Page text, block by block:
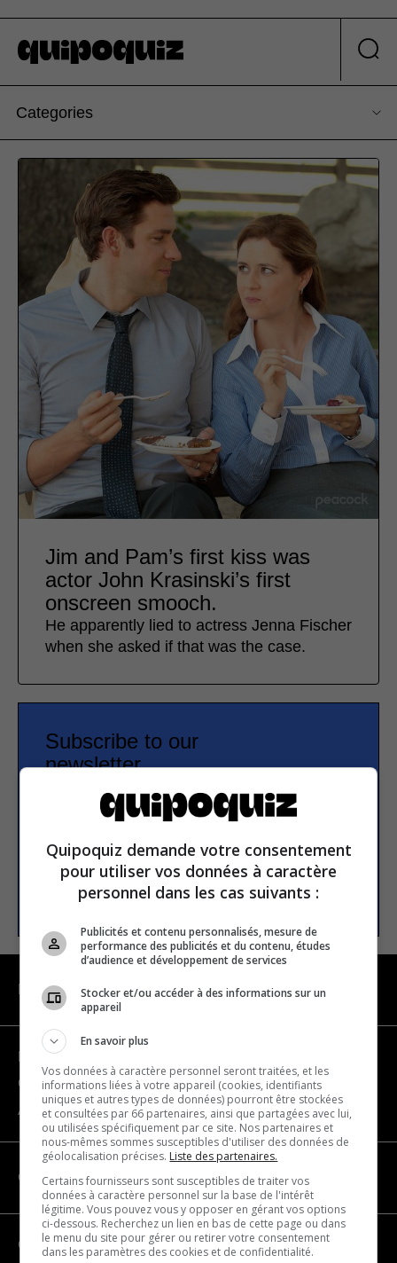
Categories
Jim and Pam’s first kiss was
actor John Krasinski’s first
onscreen smooch.
He apparently lied to actress Jenna Fischer
when she asked if that was the case.
Subscribe to our
newsletter
Email address
SUBSCRIBE
NAVIGATION
Become a partner
Contact us
About us
CATEGORIES
Geography
Quipoquiz demande votre consentement
pour utiliser vos données à caractère
personnel dans les cas suivants :
Publicités et contenu personnalisés, mesure de
performance des publicités et du contenu, études
d’audience et développement de services
Stocker et/ou accéder à des informations sur un
appareil
En savoir plus
Vos données à caractère personnel seront traitées, et les
informations liées à votre appareil (cookies, identifiants
uniques et autres types de données) pourront être stockées
et consultées par 66 partenaires, ainsi que partagées avec lui,
ou utilisées spécifiquement par ce site. Nos partenaires et
nous-mêmes sommes susceptibles d'utiliser des données de
géolocalisation précises. Liste des partenaires.
Certains fournisseurs sont susceptibles de traiter vos
données à caractère personnel sur la base de l'intérêt
légitime. Vous pouvez vous y opposer en gérant vos options
ci-dessous. Recherchez un lien en bas de cette page ou dans
le menu du site pour gérer ou retirer votre consentement
dans les paramètres des cookies et de confidentialité.